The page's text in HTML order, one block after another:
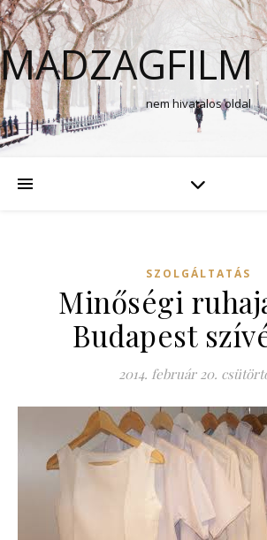
MADZAGFILM
nem hivatalos oldal
SZOLGÁLTATÁS
Minőségi
Budapest
2014. február 20.